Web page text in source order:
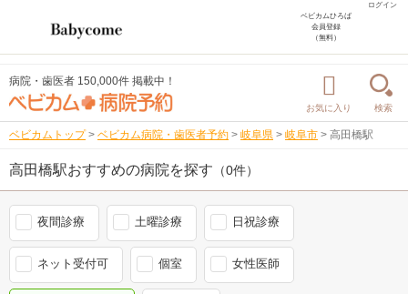
ログイン
ベビカムひろば
会員登録
（無料）
病院・歯医者 150,000件 掲載中！
お気に入り 検索
ベビカムトップ > ベビカム病院・歯医者予約 > 岐阜県 > 岐阜市 > 高田橋駅
高田橋駅おすすめの病院を探す （0件）
夜間診療 土曜診療 日祝診療
ネット受付可 個室 女性医師